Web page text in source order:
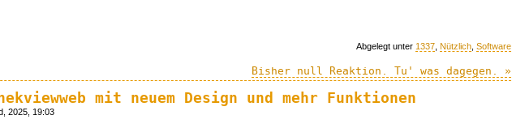
Abgelegt unter 1337 Nützlich Software
Bisher null Reaktion. Tu' was dagegen. »
mit neuem Design und mehr Funktionen
2025, 19:03